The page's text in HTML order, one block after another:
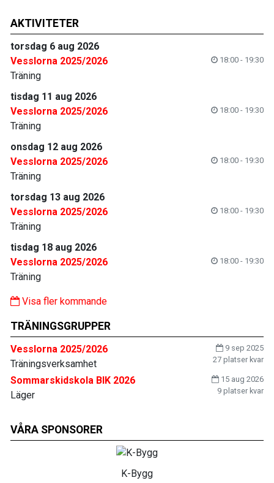
AKTIVITETER
torsdag 6 aug 2026
Vesslorna 2025/2026
18:00 - 19:30
Träning
tisdag 11 aug 2026
Vesslorna 2025/2026
18:00 - 19:30
Träning
onsdag 12 aug 2026
Vesslorna 2025/2026
18:00 - 19:30
Träning
torsdag 13 aug 2026
Vesslorna 2025/2026
18:00 - 19:30
Träning
tisdag 18 aug 2026
Vesslorna 2025/2026
18:00 - 19:30
Träning
Visa fler kommande
TRÄNINGSGRUPPER
Vesslorna 2025/2026
9 sep 2025
27 platser kvar
Träningsverksamhet
Sommarskidskola BIK 2026
15 aug 2026
9 platser kvar
Läger
VÅRA SPONSORER
K-Bygg